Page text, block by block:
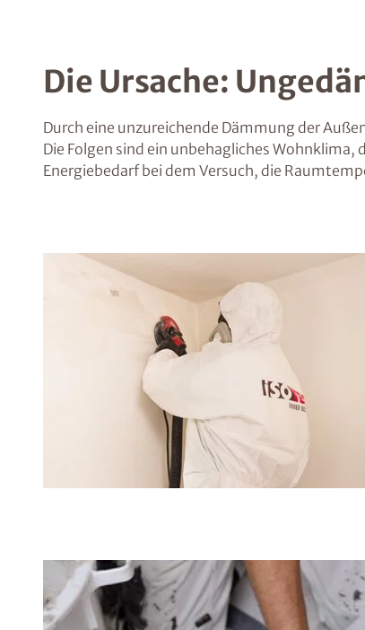
Die Ursache:
Durch eine unzureichende Dämmung der
Die Folgen sind ein unbehagliches
Energiebedarf bei dem Versuch, die